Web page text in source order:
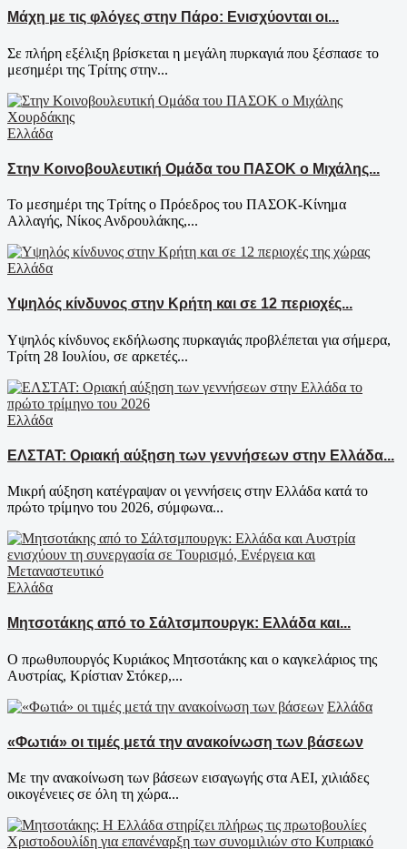
Μάχη με τις φλόγες στην Πάρο: Ενισχύονται οι...
Σε πλήρη εξέλιξη βρίσκεται η μεγάλη πυρκαγιά που ξέσπασε το
μεσημέρι της Τρίτης στην...
Ελλάδα
Στην Κοινοβουλευτική Ομάδα του ΠΑΣΟΚ ο Μιχάλης...
Το μεσημέρι της Τρίτης ο Πρόεδρος του ΠΑΣΟΚ-Κίνημα
Αλλαγής, Νίκος Ανδρουλάκης,...
Ελλάδα
Υψηλός κίνδυνος στην Κρήτη και σε 12 περιοχές...
Υψηλός κίνδυνος εκδήλωσης πυρκαγιάς προβλέπεται για σήμερα,
Τρίτη 28 Ιουλίου, σε αρκετές...
Ελλάδα
ΕΛΣΤΑΤ: Οριακή αύξηση των γεννήσεων στην Ελλάδα...
Μικρή αύξηση κατέγραψαν οι γεννήσεις στην Ελλάδα κατά το
πρώτο τρίμηνο του 2026, σύμφωνα...
Ελλάδα
Μητσοτάκης από το Σάλτσμπουργκ: Ελλάδα και...
Ο πρωθυπουργός Κυριάκος Μητσοτάκης και ο καγκελάριος της
Αυστρίας, Κρίστιαν Στόκερ,...
Ελλάδα
«Φωτιά» οι τιμές μετά την ανακοίνωση των βάσεων
Με την ανακοίνωση των βάσεων εισαγωγής στα ΑΕΙ, χιλιάδες
οικογένειες σε όλη τη χώρα...